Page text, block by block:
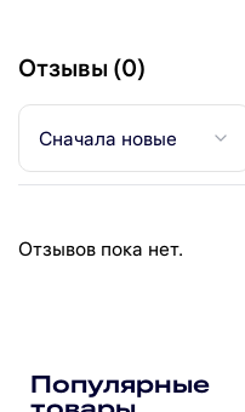
Отзывы (0)
Сначала новые
Отзывов пока нет.
Популярные